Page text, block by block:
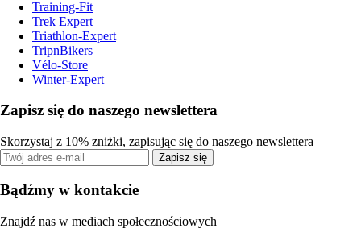
Training-Fit
Trek Expert
Triathlon-Expert
TripnBikers
Vélo-Store
Winter-Expert
Zapisz się do naszego newslettera
Skorzystaj z 10% zniżki, zapisując się do naszego newslettera
Zapisz się
Bądźmy w kontakcie
Znajdź nas w mediach społecznościowych